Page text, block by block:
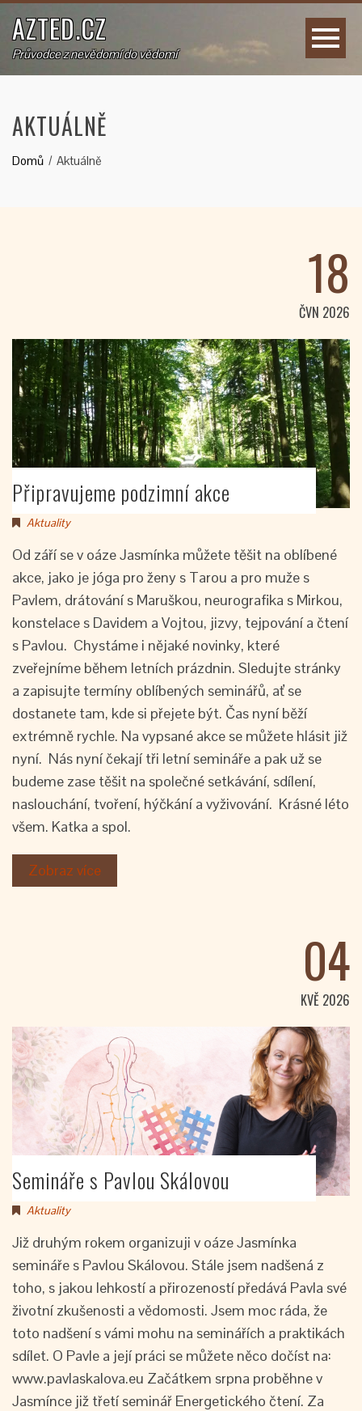
AZTED.CZ
Průvodce z nevědomí do vědomí
AKTUÁLNĚ
Domů Aktuálně
18
ČVN 2026
Připravujeme podzimní akce
Aktuality
Od září se v oáze Jasmínka můžete těšit na oblíbené
akce, jako je jóga pro ženy s Tarou a pro muže s
Pavlem, drátování s Maruškou, neurografika s Mirkou,
konstelace s Davidem a Vojtou, jizvy, tejpování a čtení
s Pavlou. Chystáme i nějaké novinky, které
zveřejníme během letních prázdnin. Sledujte stránky
a zapisujte termíny oblíbených seminářů, ať se
dostanete tam, kde si přejete být. Čas nyní běží
extrémně rychle. Na vypsané akce se můžete hlásit již
nyní. Nás nyní čekají tři letní semináře a pak už se
budeme zase těšit na společné setkávání, sdílení,
naslouchání, tvoření, hýčkání a vyživování. Krásné léto
všem. Katka a spol.
Zobraz více
04
KVĚ 2026
Semináře s Pavlou Skálovou
Aktuality
Již druhým rokem organizuji v oáze Jasmínka
semináře s Pavlou Skálovou. Stále jsem nadšená z
toho, s jakou lehkostí a přirozeností předává Pavla své
životní zkušenosti a vědomosti. Jsem moc ráda, že
toto nadšení s vámi mohu na seminářích a praktikách
sdílet. O Pavle a její práci se můžete něco dočíst na:
www.pavlaskalova.eu Začátkem srpna proběhne v
Jasmínce již třetí seminář Energetického čtení. Za